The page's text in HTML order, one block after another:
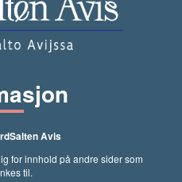
Avis
for innhold på andre sider som
til.